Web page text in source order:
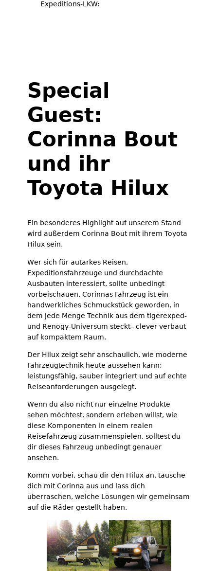
Expeditions-LKW:
Special
Guest:
Corinna Bout
und ihr
Toyota Hilux
Ein besonderes Highlight auf unserem Stand
wird außerdem Corinna Bout mit ihrem Toyota
Hilux sein.
Wer sich für autarkes Reisen,
Expeditionsfahrzeuge und durchdachte
Ausbauten interessiert, sollte unbedingt
vorbeischauen. Corinnas Fahrzeug ist ein
handwerkliches Schmuckstück geworden, in
dem jede Menge Technik aus dem tigerexped-
und Renogy-Universum steckt– clever verbaut
auf kompaktem Raum.
Der Hilux zeigt sehr anschaulich, wie moderne
Fahrzeugtechnik heute aussehen kann:
leistungsfähig, sauber integriert und auf echte
Reiseanforderungen ausgelegt.
Wenn du also nicht nur einzelne Produkte
sehen möchtest, sondern erleben willst, wie
diese Komponenten in einem realen
Reisefahrzeug zusammenspielen, solltest du
dir dieses Fahrzeug unbedingt genauer
ansehen.
Komm vorbei, schau dir den Hilux an, tausche
dich mit Corinna aus und lass dich
überraschen, welche Lösungen wir gemeinsam
auf die Räder gestellt haben.